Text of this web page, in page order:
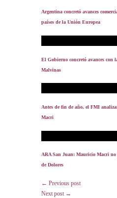
Argentina concretó avances
países de la Unión Europea
El Gobierno concretó avances con
Malvinas
Antes de fin de año, el FMI
Macri
ARA San Juan: Mauricio Macri
de Dolores
← Previous post
Next post →